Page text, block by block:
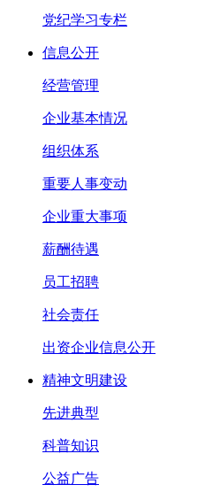
党纪学习专栏
信息公开
经营管理
企业基本情况
组织体系
重要人事变动
企业重大事项
薪酬待遇
员工招聘
社会责任
出资企业信息公开
精神文明建设
先进典型
科普知识
公益广告